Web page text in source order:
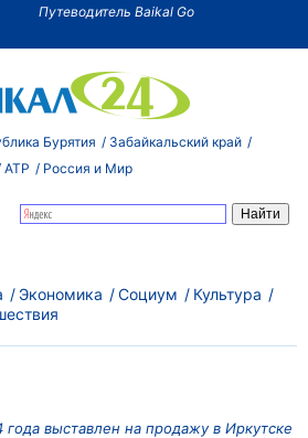
Путеводитель Baikal Go
Бурятия
Забайкальский край
АТР Россия и Мир
года выставлен на продажу в Иркутске
Экономика Социум
Культура